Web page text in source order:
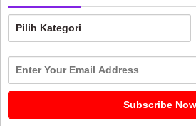
Headline